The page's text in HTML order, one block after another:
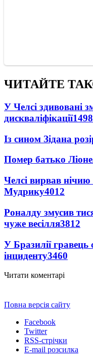
ЧИТАЙТЕ
У Челсі здивовані
дискваліфікації
Із сином Зідана
Помер батько
Челсі вирвав
Мудрику4012
Роналду змусив
чуже весілля3812
У Бразилії гравець
інциденту3460
Читати коментарі
Повна версія сайту
Facebook
Twitter
RSS-стрічки
E-mail розсилка